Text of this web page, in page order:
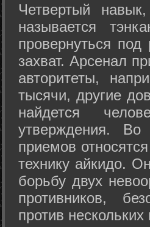
Четвертый
называется
провернуться
захват. Арсенал
авторитеты,
тысячи, другие
найдется
утверждения.
приемов
технику айкидо.
борьбу двух
противников,
против